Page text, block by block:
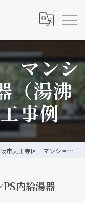
マンシ
（湯沸
事例
王寺区 マンションPS内給湯器（湯沸し器）取替施工事例
内給湯器